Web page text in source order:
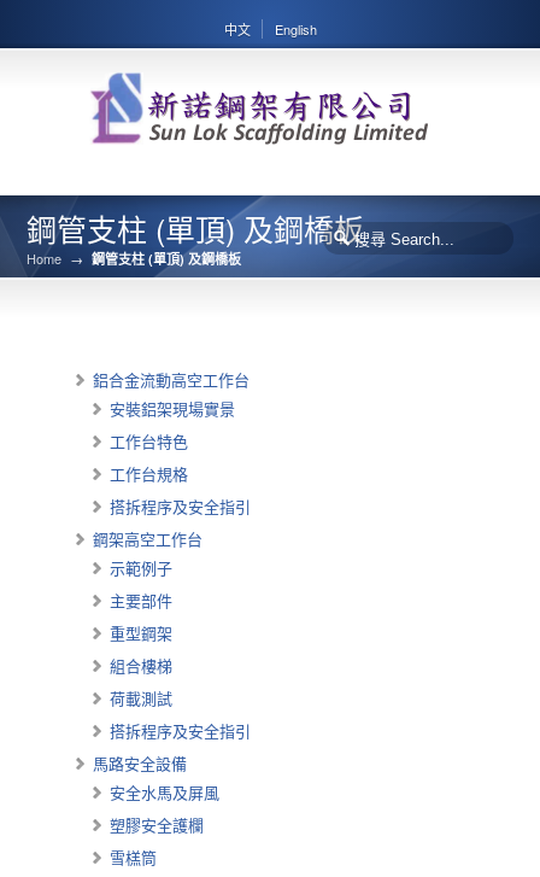
中文 English
鋼管支柱 (單頂) 及鋼橋板
Home → 鋼管支柱 (單頂) 及鋼橋板
鋁合金流動高空工作台
安裝鋁架現場實景
工作台特色
工作台規格
搭拆程序及安全指引
鋼架高空工作台
示範例子
主要部件
重型鋼架
組合樓梯
荷載測試
搭拆程序及安全指引
馬路安全設備
安全水馬及屏風
塑膠安全護欄
雪榚筒